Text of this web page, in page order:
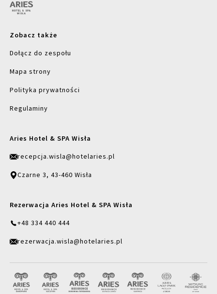
Zobacz także
Dołącz do zespołu
Mapa strony
Polityka prywatności
Regulaminy
Aries Hotel & SPA Wisła
recepcja.wisla@hotelaries.pl
Czarne 3, 43-460 Wisła
Rezerwacja Aries Hotel & SPA Wisła
+48 334 440 444
rezerwacja.wisla@hotelaries.pl